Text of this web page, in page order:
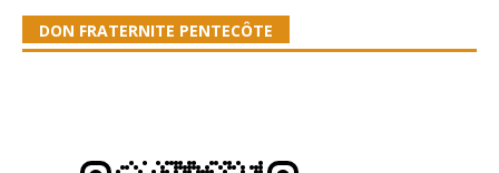
DON FRATERNITE PENTECÔTE